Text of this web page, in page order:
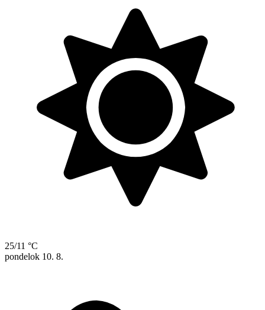
25/11 °C
pondelok 10. 8.